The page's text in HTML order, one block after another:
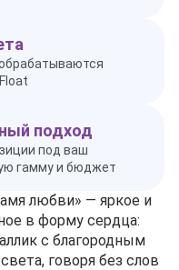
подход
под ваш
гамму и бюджет
любви» — яркое и
в форму сердца:
с благородным
говоря без слов